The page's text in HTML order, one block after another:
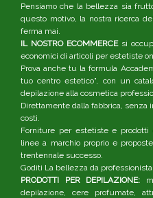
Pensiamo che la bellezza sia
questo motivo, la nostra ricerca
ferma mai.
IL NOSTRO ECOMMERCEsi
economici di articoli per estetiste
Prova anche tu la formula
tuo centro estetico", con un
depilazione alla cosmetica
Direttamente dalla fabbrica,
costi.
Forniture per estetiste e
linee a marchio proprio e
trentennale successo.
Goditi La bellezza da
PRODOTTI PER DEPILAZIONE:
depilazione, cere profumate,